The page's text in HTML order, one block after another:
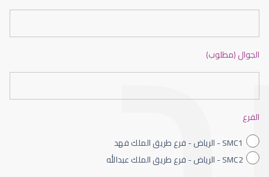
ضعف نظر الاطفال
الجوال (مطلوب)
الفرع
SMC1 - الرياض - فرع طريق الملك فهد
SMC2 - الرياض - فرع طريق الملك عبدالله